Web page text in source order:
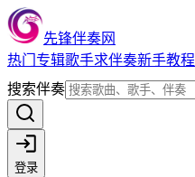
先锋伴奏网
热门 专辑歌手求伴奏新手教程
搜索伴奏
登录